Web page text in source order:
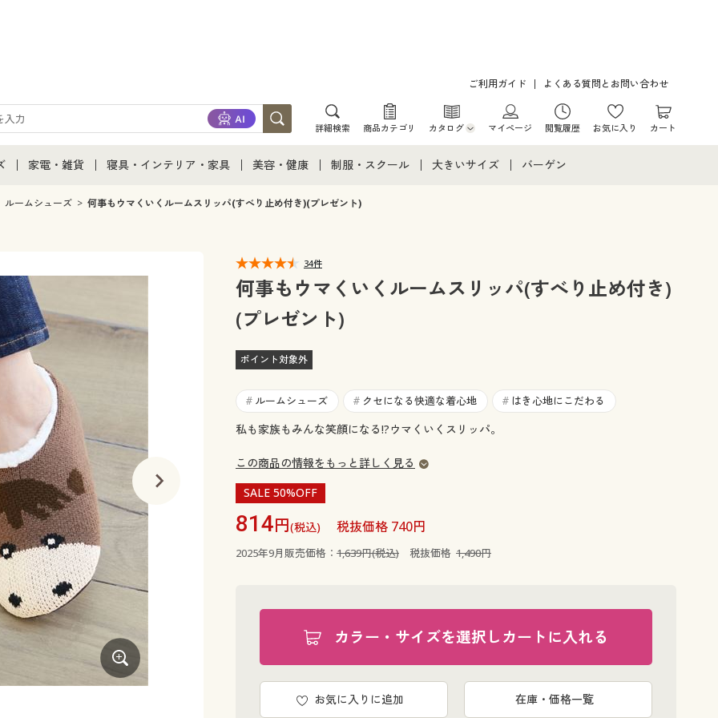
ご利用ガイド よくある質問とお問い合わせ
詳細検索 商品カテゴリ カタログ
カタログ・チラシからのご注文
マイページ 閲覧履歴 お気に入り カート
通販すべて
下着
家電・雑貨
家電・雑貨すべて
キッチン・雑貨・日用品
寝具・インテリア・家具
寝具・インテリア・家具通販すべて
寝具・ベッド
カーテン・ラグ・ファブリック
美容・健康
美容・健康通販すべて
制服・スクール
制服・スクールすべて
ジュニア・ティーンズ下着
大きいサイズ
大きいサイズ レディース下着
バーゲン
ルームシューズ 何事もウマくいくルームスリッパ(すべり止め付き)(プレゼント)
34件
何事もウマくいくルームスリッパ(すべり止め付き)
(プレゼント)
ポイント対象外
# ルームシューズ # クセになる快適な着心地 # はき心地にこだわる
私も家族もみんな笑顔になる!?ウマくいくスリッパ。
この商品の情報をもっと詳しく見る
SALE 50%OFF
814円(税込) 税抜価格 740円
2025年9月販売価格： 1,639円(税込) 税抜価格 1,490円
カラー・サイズを選択しカートに入れる
お気に入りに追加 在庫・価格一覧